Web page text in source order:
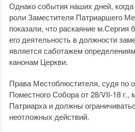
Однако события наших дней,
роли Заместителя Патриаршего
показали, что раскаяние м.Сергия
его деятельность в должности
является саботажем
канонам Церкви.
Права Местоблюстителя, судя по
Поместного Собора от 28/VII-18 г.,
Патриарха и должны
неотложных действий.